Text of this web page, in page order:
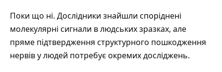
Поки що ні. Дослідники знайшли споріднені
молекулярні сигнали в людських зразках, але
пряме підтвердження структурного пошкодження
нервів у людей потребує окремих досліджень.